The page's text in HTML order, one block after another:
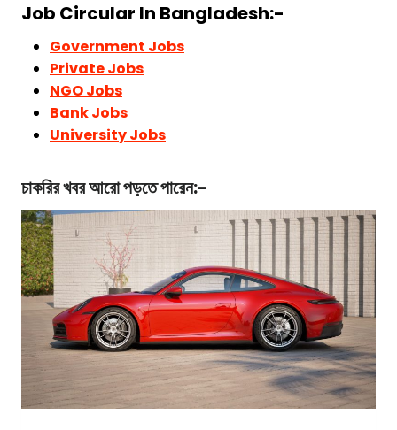
Job Circular In Bangladesh:-
Government Jobs
Private Jobs
NGO Jobs
Bank Jobs
University Jobs
চাকরির খবর আরো পড়তে পারেন:-